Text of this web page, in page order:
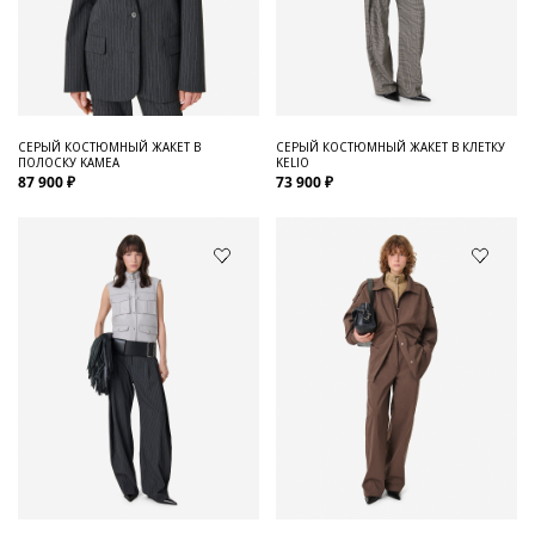
СЕРЫЙ КОСТЮМНЫЙ ЖАКЕТ В
ПОЛОСКУ KAMEA
87 900 ₽
СЕРЫЙ КОСТЮМНЫЙ ЖАКЕТ В КЛЕТКУ
KELIO
73 900 ₽